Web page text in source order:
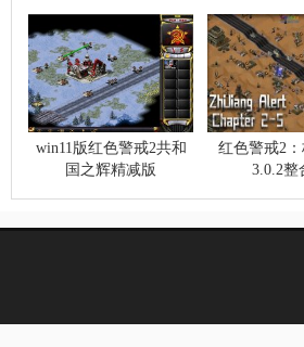
win11版红色警戒2共和
国之辉精减版
红色警戒2
3.0.2整